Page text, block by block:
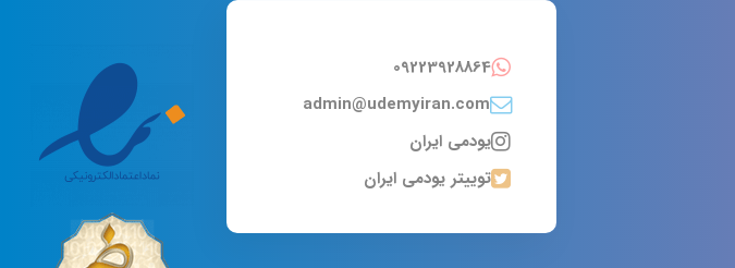
09223928864
admin@udemyiran.com
یودمی ایران
توییتر یودمی ایران